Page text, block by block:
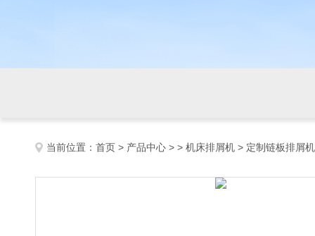
当前位置： 首页 > 产品中心 > > 机床排屑机 > 定制链板排屑机